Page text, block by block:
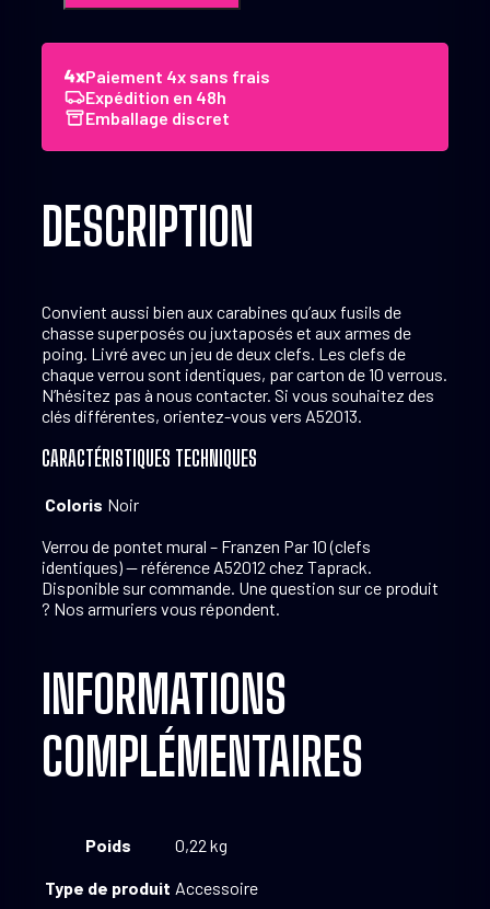
Franzen
Paiement 4x sans frais
Expédition en 48h
Emballage discret
DESCRIPTION
Convient aussi bien aux carabines qu’aux fusils de
chasse superposés ou juxtaposés et aux armes de
poing. Livré avec un jeu de deux clefs. Les clefs de
chaque verrou sont identiques, par carton de 10 verrous.
N’hésitez pas à nous contacter. Si vous souhaitez des
clés différentes, orientez-vous vers A52013.
CARACTÉRISTIQUES TECHNIQUES
Coloris Noir
Verrou de pontet mural – Franzen Par 10 (clefs
identiques) — référence A52012 chez Taprack.
Disponible sur commande. Une question sur ce produit
? Nos armuriers vous répondent.
INFORMATIONS
COMPLÉMENTAIRES
Poids 0,22 kg
Type de produit Accessoire